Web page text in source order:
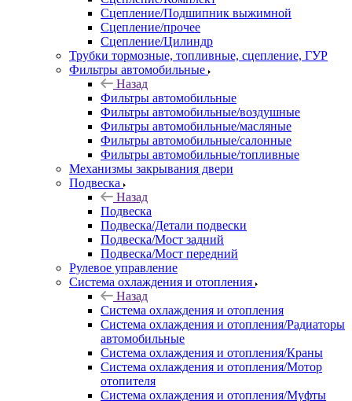
Сцепление/Подшипник выжимной
Сцепление/прочее
Сцепление/Цилиндр
Трубки тормозные, топливные, сцепление, ГУР
Фильтры автомобильные
Назад
Фильтры автомобильные
Фильтры автомобильные/воздушные
Фильтры автомобильные/масляные
Фильтры автомобильные/салонные
Фильтры автомобильные/топливные
Механизмы закрывания двери
Подвеска
Назад
Подвеска
Подвеска/Детали подвески
Подвеска/Мост задний
Подвеска/Мост передний
Рулевое управление
Система охлаждения и отопления
Назад
Система охлаждения и отопления
Система охлаждения и отопления/Радиаторы
автомобильные
Система охлаждения и отопления/Краны
Система охлаждения и отопления/Мотор
отопителя
Система охлаждения и отопления/Муфты